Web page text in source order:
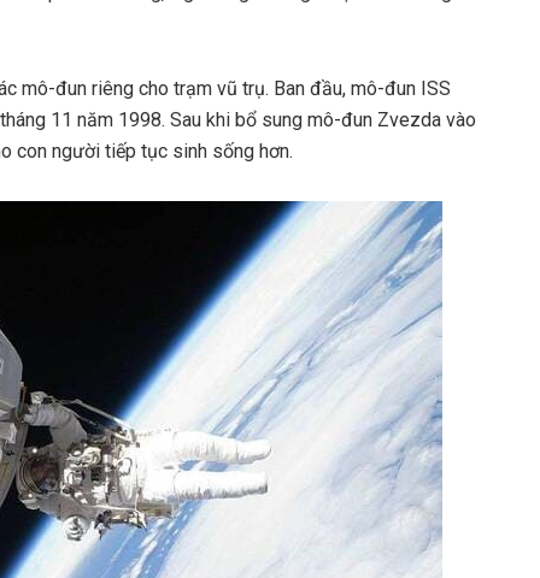
mô-đun riêng cho trạm vũ trụ. Ban đầu, mô-đun ISS
11 năm 1998. Sau khi bổ sung mô-đun Zvezda vào
con người tiếp tục sinh sống hơn.